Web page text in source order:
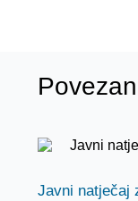
Javni natječaj